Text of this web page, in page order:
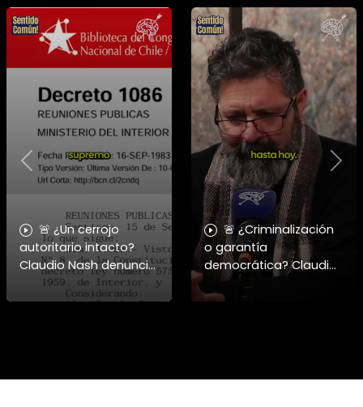
🚨 ¿Un cerrojo
autoritario intacto?
Claudio Nash denuncia
la vigencia del Decreto
1086 para reprimir la
🚨 ¿Criminalización
o garantía
democrática? Claudio
Nash advierte la falta
de resguardo al
Previous